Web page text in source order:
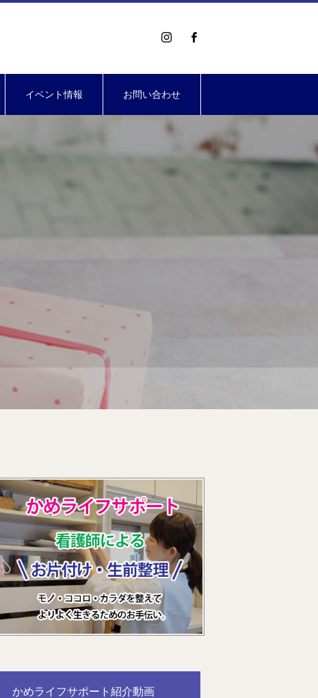
イベント情報 お問い合わせ
かめライフサポート紹介動画